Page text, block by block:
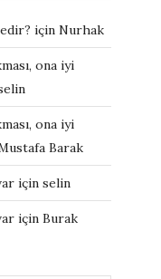
için Nurhak
ona iyi
ona iyi
Barak
için selin
için Burak